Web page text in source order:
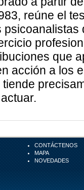
reúne el
que
acción a los
CONTÁCTENOS
MAPA
NOVEDADES